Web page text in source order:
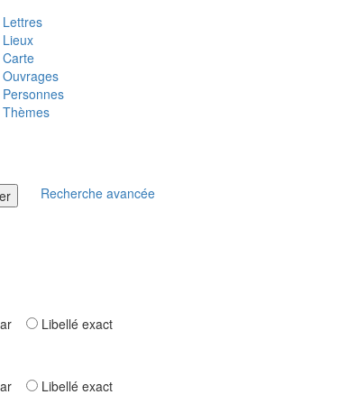
Lettres
Lieux
Carte
Ouvrages
Personnes
Thèmes
Recherche avancée
Libellé exact
Libellé exact